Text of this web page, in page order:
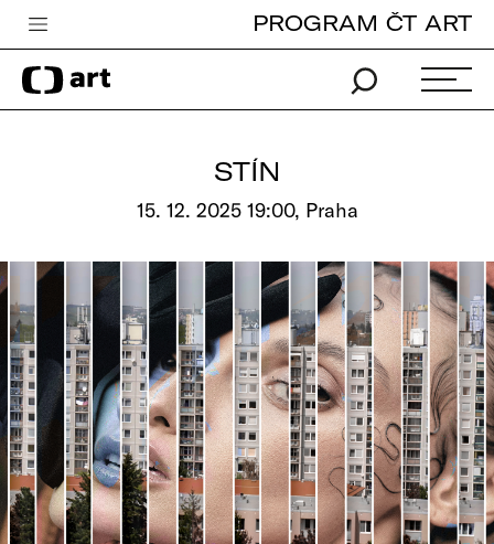
Česká televize
Zpravodajství
Pro děti
edu
Vše o ČT
PROGRAM ČT ART
STÍN
15. 12. 2025 19:00, Praha